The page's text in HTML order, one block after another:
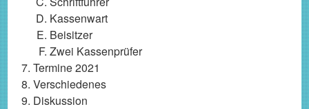
Kassenwart
Beisitzer
Zwei Kassenprüfer
Termine 2021
Verschiedenes
Diskussion